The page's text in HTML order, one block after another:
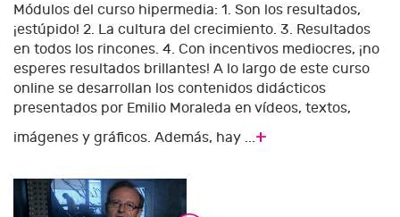
Módulos del curso hipermedia: 1. Son los resultados,
¡estúpido! 2. La cultura del crecimiento. 3. Resultados
en todos los rincones. 4. Con incentivos mediocres, ¡no
esperes resultados brillantes! A lo largo de este curso
online se desarrollan los contenidos didácticos
presentados por Emilio Moraleda en vídeos, textos,
imágenes y gráficos. Además, hay ...+